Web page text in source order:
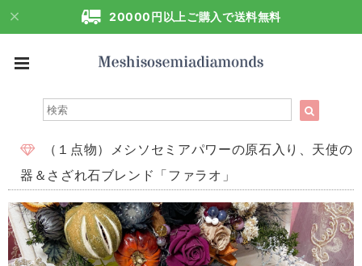
20000円以上ご購入で送料無料
（１点物）メシソセミアパワーの原石入り、天使の
器＆さざれ石ブレンド「ファラオ」